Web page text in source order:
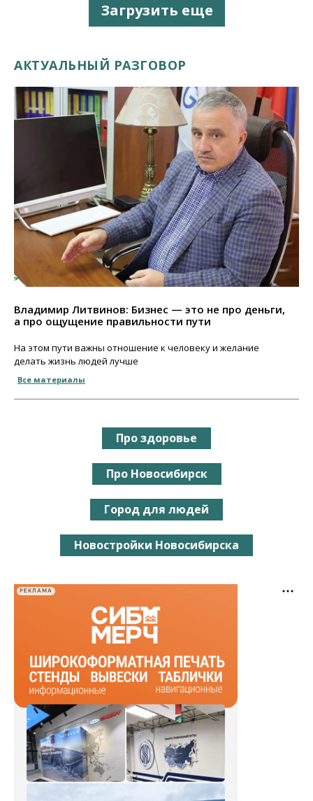
Загрузить еще
АКТУАЛЬНЫЙ РАЗГОВОР
Владимир Литвинов: Бизнес — это не про деньги,
а про ощущение правильности пути
На этом пути важны отношение к человеку и желание
делать жизнь людей лучше
Все материалы
Про здоровье
Про Новосибирск
Город для людей
Новостройки Новосибирска
РЕКЛАМА